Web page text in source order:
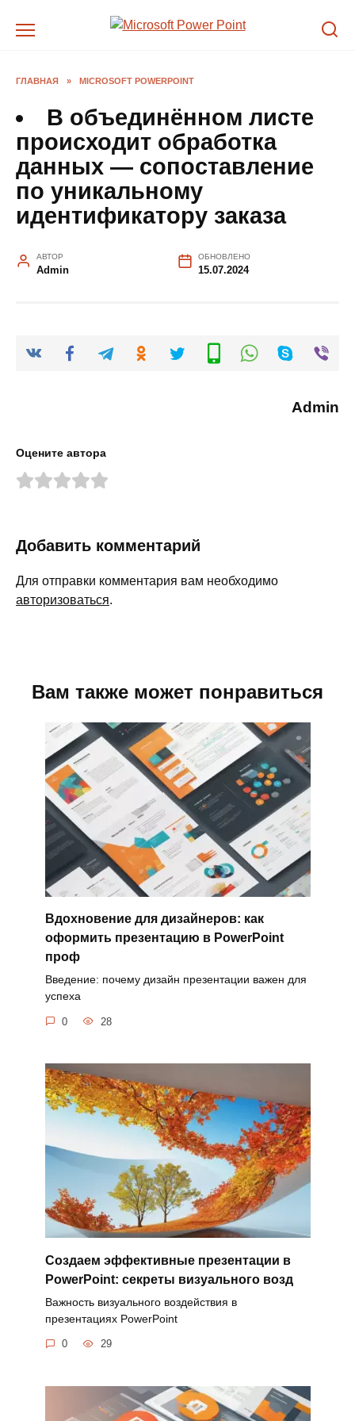
ГЛАВНАЯ » MICROSOFT POWERPOINT
В объединённом листе
происходит обработка
данных — сопоставление
по уникальному
идентификатору заказа
АВТОР
Admin
ОБНОВЛЕНО
15.07.2024
Admin
Оцените автора
Добавить комментарий
Для отправки комментария вам необходимо
авторизоваться.
Вам также может понравиться
Вдохновение для дизайнеров: как
оформить презентацию в PowerPoint
проф
Введение: почему дизайн презентации важен для
успеха
0 28
Создаем эффективные презентации в
PowerPoint: секреты визуального возд
Важность визуального воздействия в
презентациях PowerPoint
0 29